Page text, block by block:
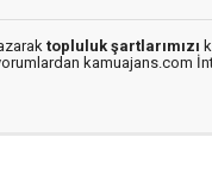
topluluk şartlarımızı
kamuajans.com